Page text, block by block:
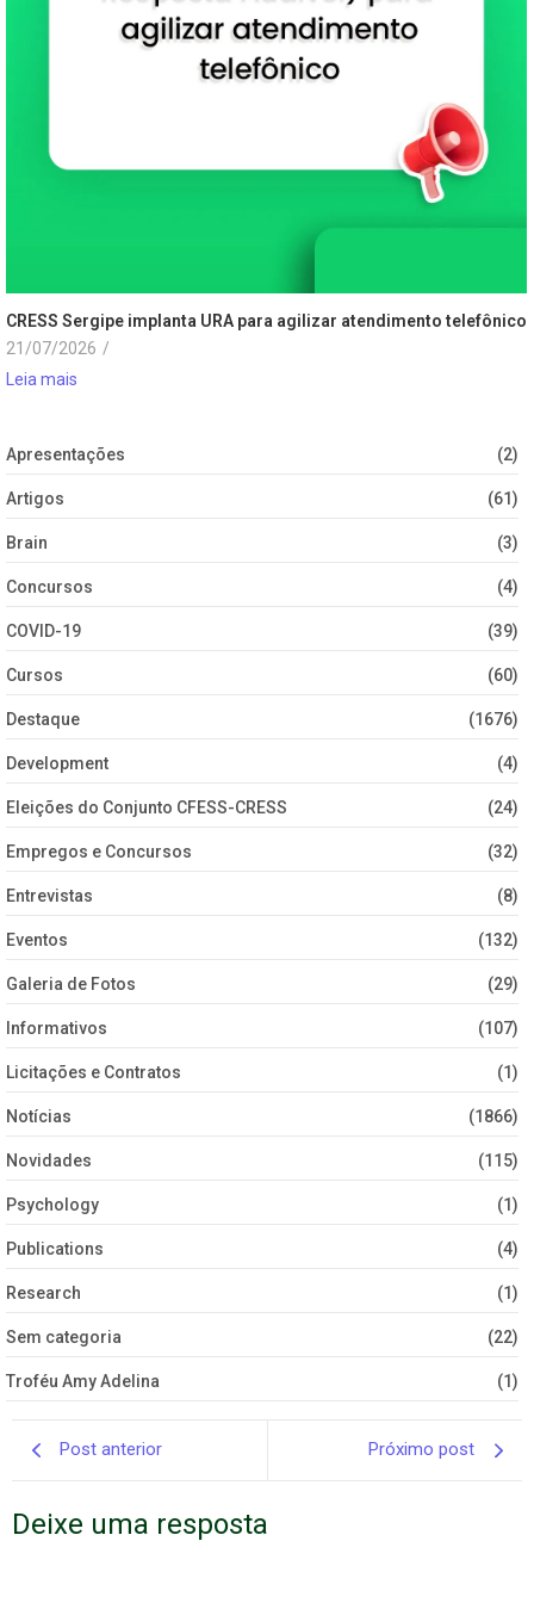
CRESS Sergipe implanta URA para agilizar atendimento telefônico
21/07/2026 /
Leia mais
Apresentações (2)
Artigos (61)
Brain (3)
Concursos (4)
COVID-19 (39)
Cursos (60)
Destaque (1676)
Development (4)
Eleições do Conjunto CFESS-CRESS (24)
Empregos e Concursos (32)
Entrevistas (8)
Eventos (132)
Galeria de Fotos (29)
Informativos (107)
Licitações e Contratos (1)
Notícias (1866)
Novidades (115)
Psychology (1)
Publications (4)
Research (1)
Sem categoria (22)
Troféu Amy Adelina (1)
Post anterior Próximo post
Deixe uma resposta